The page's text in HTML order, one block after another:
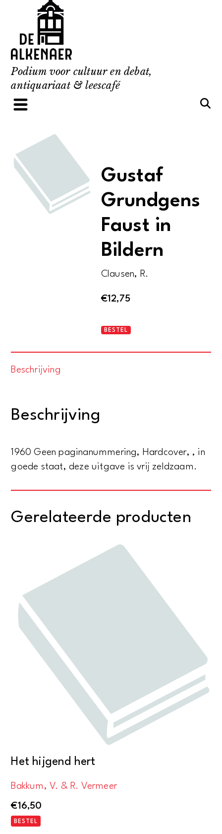
content
Podium voor cultuur en debat,
antiquariaat & leescafé
Gustaf
Grundgens
Faust in
Bildern
Clausen, R.
€12,75
Gustaf
BESTEL
Beschrijving
Beschrijving
1960 Geen paginanummering, Hardcover, , in
goede staat, deze uitgave is vrij zeldzaam.
Gerelateerde producten
Het hijgend hert
Bakkum, V. & R. Vermeer
€16,50
BESTEL